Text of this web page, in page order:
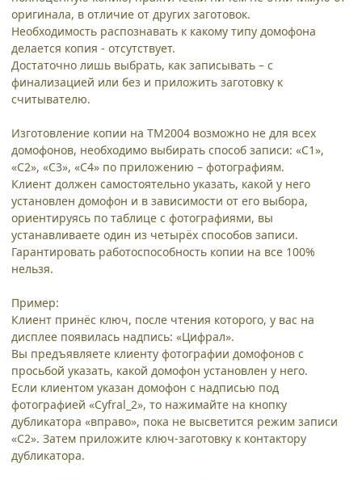
оригинала, в отличие от других заготовок.
Необходимость распознавать к какому типу домофона
делается копия - отсутствует.
Достаточно лишь выбрать, как записывать – с
финализацией или без и приложить заготовку к
считывателю.
Изготовление копии на ТМ2004 возможно не для всех
домофонов, необходимо выбирать способ записи: «С1»,
«С2», «С3», «С4» по приложению – фотографиям.
Клиент должен самостоятельно указать, какой у него
установлен домофон и в зависимости от его выбора,
ориентируясь по таблице с фотографиями, вы
устанавливаете один из четырёх способов записи.
Гарантировать работоспособность копии на все 100%
нельзя.
Пример:
Клиент принёс ключ, после чтения которого, у вас на
дисплее появилась надпись: «Цифрал».
Вы предъявляете клиенту фотографии домофонов с
просьбой указать, какой домофон установлен у него.
Если клиентом указан домофон с надписью под
фотографией «Cyfral_2», то нажимайте на кнопку
дубликатора «вправо», пока не высветится режим записи
«С2». Затем приложите ключ-заготовку к контактору
дубликатора.